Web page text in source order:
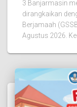
3 Banjarmasin
dirangkaikan
Berjamaah
Agustus 2026.